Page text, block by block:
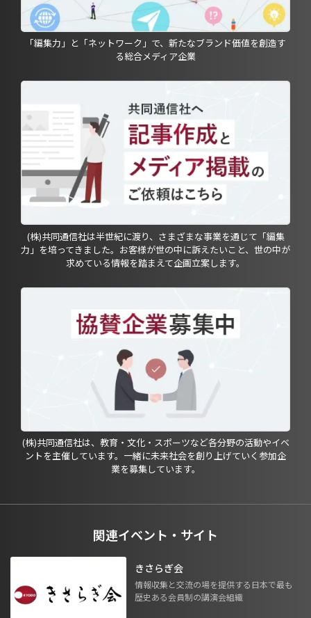
「編集力」と「ネットワーク」で、新たなブランド価値を創造す
る総合メディア企業
(株)共同通信社は半世紀に渡り、さまざまな事業を通じて「編集
力」を培ってきました。お客様が世の中に訴えたいこと、世の中が
求めている情報を踏まえて企画立案します。
(株)共同通信社は、教育・文化・スポーツなど各分野の活動やイベ
ントを主催しています。一緒に未来社会を創り上げていく参加企
業を募集しています。
関連イベント・サイト
きさらぎ会
情報収集と交流の場を提供する日本で最も
歴史ある会員制の講演会組織